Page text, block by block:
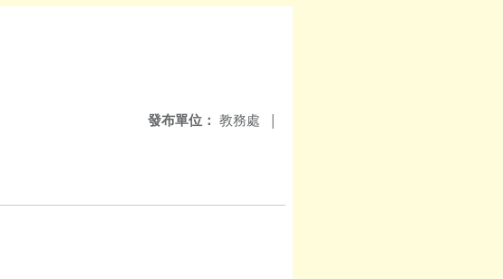
發布單位： 教務處 |